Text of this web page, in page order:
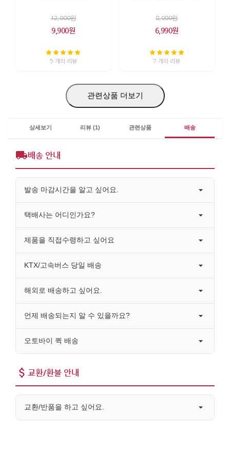
12,000원
9,900원
5 개의 리뷰
8,000원
6,990원
7 개의 리뷰
관련상품 더보기
상세보기 리뷰 (1) 관련상품 배송
배송 안내
발송 마감시간을 알고 싶어요.
택배사는 어디인가요?
제품을 직접수령하고 싶어요
KTX/고속버스 당일 배송
해외로 배송하고 싶어요.
언제 배송되는지 알 수 있을까요?
오토바이 퀵 배송
교환/환불 안내
교환/반품을 하고 싶어요.